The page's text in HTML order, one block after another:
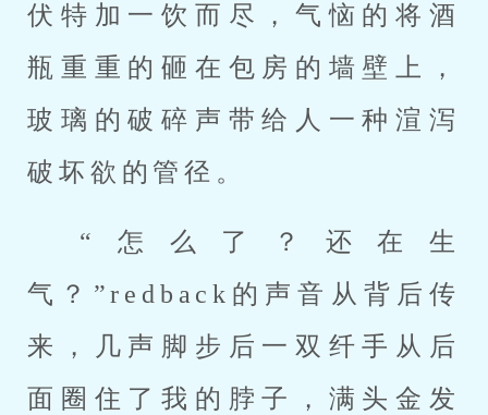
伏特加一饮而尽，气恼的将酒
瓶重重的砸在包房的墙壁上，
玻璃的破碎声带给人一种渲泻
破坏欲的管径。
“怎么了？还在生
气？”redback的声音从背后传
来，几声脚步后一双纤手从后
面圈住了我的脖子，满头金发